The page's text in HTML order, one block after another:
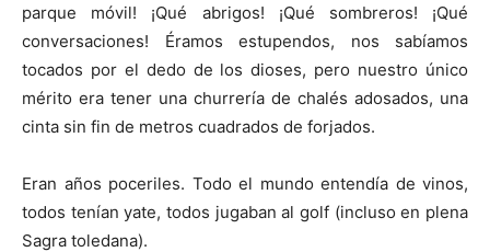
parque móvil! ¡Qué abrigos! ¡Qué sombreros! ¡Qué
conversaciones! Éramos estupendos, nos sabíamos
tocados por el dedo de los dioses, pero nuestro único
mérito era tener una churrería de chalés adosados, una
cinta sin fin de metros cuadrados de forjados.
Eran años poceriles. Todo el mundo entendía de vinos,
todos tenían yate, todos jugaban al golf (incluso en plena
Sagra toledana).